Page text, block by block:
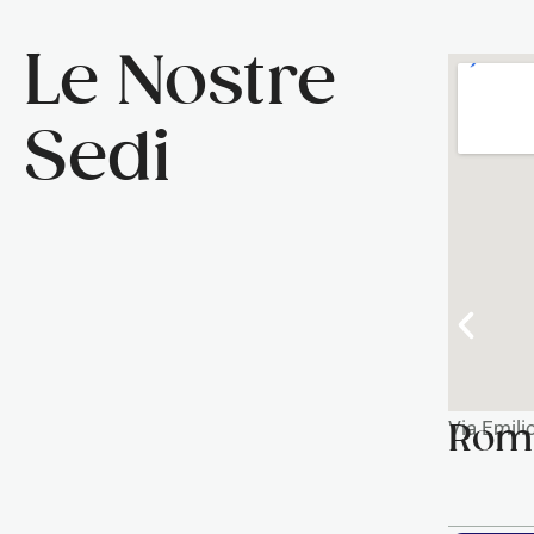
Le Nostre
Sedi
Via